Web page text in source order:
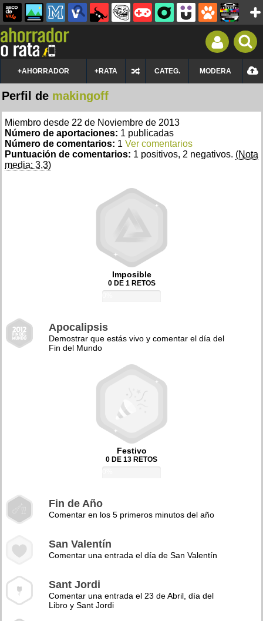
+AHORRADOR +RATA CATEG. MODERA
Perfil de makingoff
Miembro desde 22 de Noviembre de 2013
Número de aportaciones: 1 publicadas
Número de comentarios: 1 Ver comentarios
Puntuación de comentarios: 1 positivos, 2 negativos. (Nota
media: 3,3)
Imposible
0 DE 1 RETOS
Apocalipsis
Demostrar que estás vivo y comentar el día del
Fin del Mundo
Festivo
0 DE 13 RETOS
Fin de Año
Comentar en los 5 primeros minutos del año
San Valentín
Comentar una entrada el día de San Valentín
Sant Jordi
Comentar una entrada el 23 de Abril, día del
Libro y Sant Jordi